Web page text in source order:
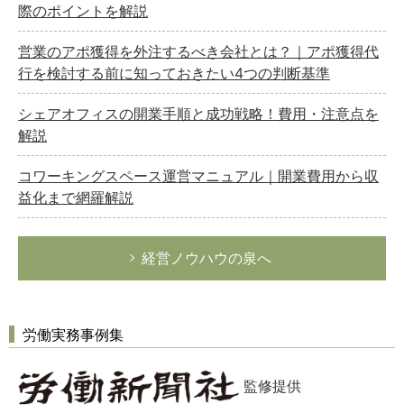
際のポイントを解説
営業のアポ獲得を外注するべき会社とは？｜アポ獲得代
行を検討する前に知っておきたい4つの判断基準
シェアオフィスの開業手順と成功戦略！費用・注意点を
解説
コワーキングスペース運営マニュアル｜開業費用から収
益化まで網羅解説
経営ノウハウの泉へ
労働実務事例集
監修提供